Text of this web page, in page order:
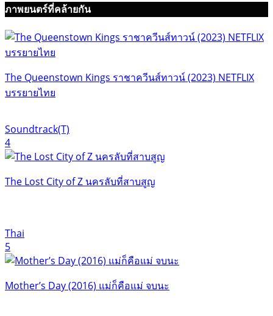
ภาพยนตร์ที่คล้ายกัน
The Queenstown Kings ราชาควีนส์ทาวน์ (2023) NETFLIX
บรรยายไทย
Soundtrack(T)
4
The Lost City of Z นครลับที่สาบสูญ
Thai
5
Mother’s Day (2016) แม่ก็คือแม่ จบนะ